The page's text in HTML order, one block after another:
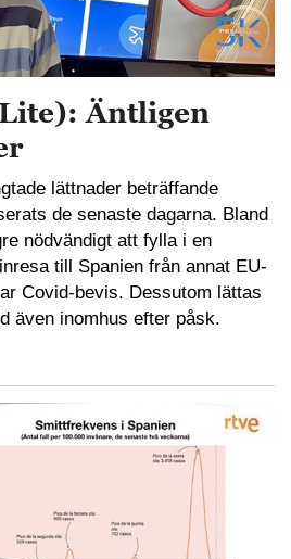
Äntligen
lättnader beträffande
de senaste dagarna. Bland
nödvändigt att fylla i en
till Spanien från annat EU-
Covid-bevis. Dessutom lättas
även inomhus efter påsk.